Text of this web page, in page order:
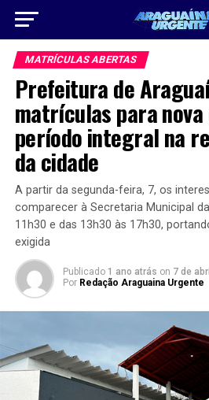
MATRÍCULAS ABERTAS
Prefeitura de
matrículas para
período integral na
da cidade
A partir da segunda-feira, 7, os
comparecer à Secretaria Municipal
11h30 e das 13h30 às 17h30,
exigida
Publicado 1 ano atrás on 7 de
Por Redação Araguaina Urgente